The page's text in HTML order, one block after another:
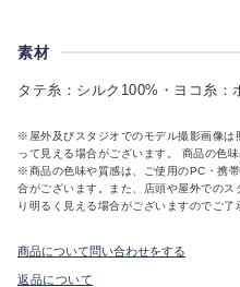
素材
タテ糸：シルク100%・ヨコ糸：
※屋外及びスタジオでのモデル撮影画像は
って見える場合がございます。 商品の色
※商品の色味や質感は、ご使用のPC・携
合がございます。また、店頭や屋外での
り明るく見える場合がございますのでご了
商品について問い合わせをする
返品について